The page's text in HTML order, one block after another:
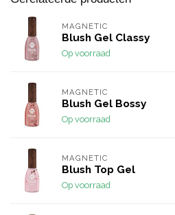
MAGNETIC
Blush Gel Classy
Op voorraad
MAGNETIC
Blush Gel Bossy
Op voorraad
MAGNETIC
Blush Top Gel
Op voorraad